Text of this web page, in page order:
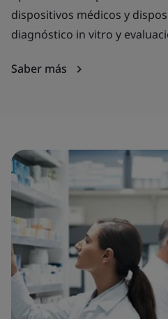
dispositivos médicos y
diagnóstico in vitro y
Saber más